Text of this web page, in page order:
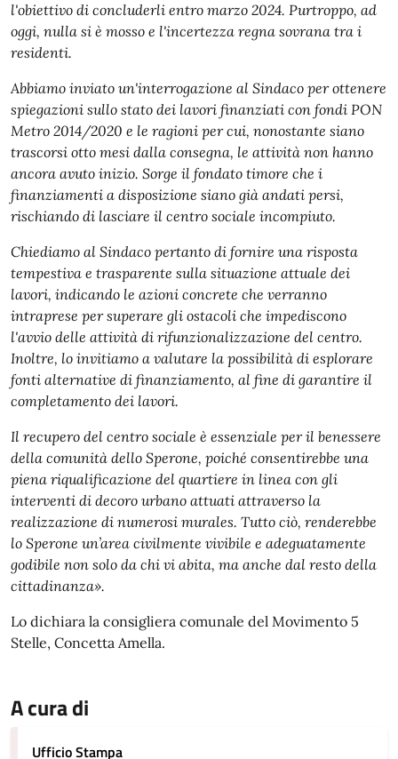
l'obiettivo di concluderli entro marzo 2024. Purtroppo, ad
oggi, nulla si è mosso e l'incertezza regna sovrana tra i
residenti.
Abbiamo inviato un'interrogazione al Sindaco per ottenere
spiegazioni sullo stato dei lavori finanziati con fondi PON
Metro 2014/2020 e le ragioni per cui, nonostante siano
trascorsi otto mesi dalla consegna, le attività non hanno
ancora avuto inizio. Sorge il fondato timore che i
finanziamenti a disposizione siano già andati persi,
rischiando di lasciare il centro sociale incompiuto.
Chiediamo al Sindaco pertanto di fornire una risposta
tempestiva e trasparente sulla situazione attuale dei
lavori, indicando le azioni concrete che verranno
intraprese per superare gli ostacoli che impediscono
l'avvio delle attività di rifunzionalizzazione del centro.
Inoltre, lo invitiamo a valutare la possibilità di esplorare
fonti alternative di finanziamento, al fine di garantire il
completamento dei lavori.
Il recupero del centro sociale è essenziale per il benessere
della comunità dello Sperone, poiché consentirebbe una
piena riqualificazione del quartiere in linea con gli
interventi di decoro urbano attuati attraverso la
realizzazione di numerosi murales. Tutto ciò, renderebbe
lo Sperone un’area civilmente vivibile e adeguatamente
godibile non solo da chi vi abita, ma anche dal resto della
cittadinanza».
Lo dichiara la consigliera comunale del Movimento 5
Stelle, Concetta Amella.
A cura di
Ufficio Stampa